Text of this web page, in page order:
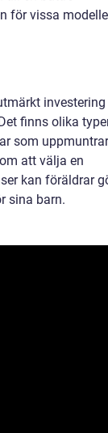
för vissa
finns olika
som
att välja en
kan föräldrar
sina barn.